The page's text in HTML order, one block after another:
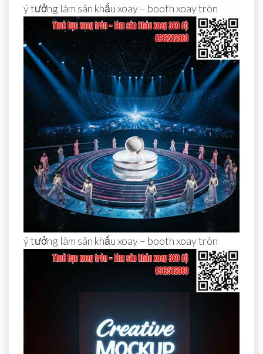
ý tưởng làm sân khấu xoay – booth xoay tròn
ý tưởng làm sân khấu xoay – booth xoay tròn